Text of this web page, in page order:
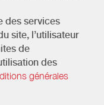
des services
site, l’utilisateur
de
des
générales